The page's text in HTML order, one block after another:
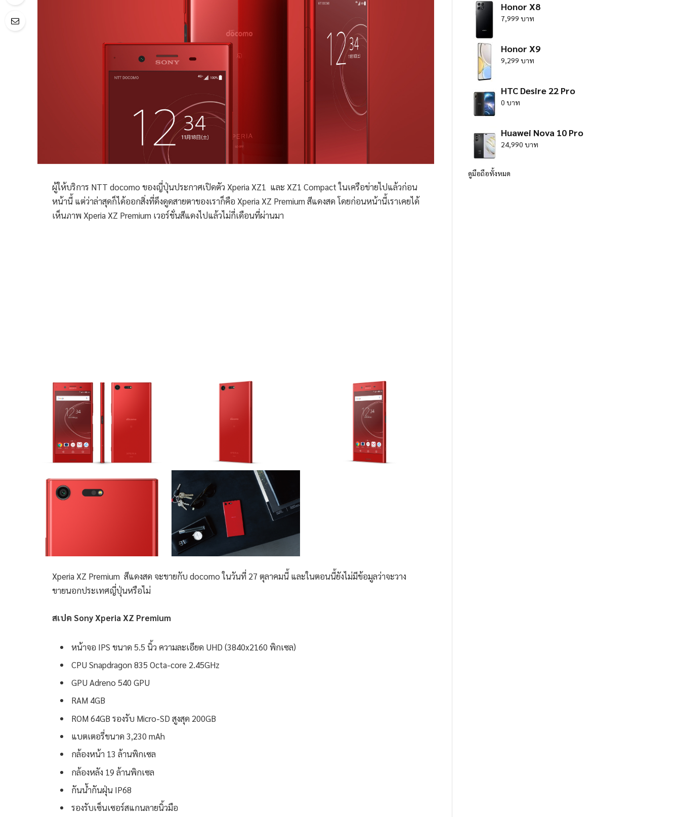
ผู้ให้บริการ NTT docomo ของญี่ปุ่นประกาศเปิดตัว Xperia XZ1 และ XZ1 Compact ในเครือข่ายไปแล้วก่อน
หน้านี้ แต่ว่าล่าสุดก็ได้ออกสิ่งที่ดึงดูดสายตาของเราก็คือ Xperia XZ Premium สีแดงสด โดยก่อนหน้านี้เราเคยได้
เห็นภาพ Xperia XZ Premium เวอร์ชั่นสีแดงไปแล้วไม่กี่เดือนที่ผ่านมา
Xperia XZ Premium สีแดงสด จะขายกับ docomo ในวันที่ 27 ตุลาคมนี้ และในตอนนี้ยังไม่มีข้อมูลว่าจะวาง
ขายนอกประเทศญี่ปุ่นหรือไม่
สเปค Sony Xperia XZ Premium
หน้าจอ IPS ขนาด 5.5 นิ้ว ความละเอียด UHD (3840x2160 พิกเซล)
CPU Snapdragon 835 Octa-core 2.45GHz
GPU Adreno 540 GPU
RAM 4GB
ROM 64GB รองรับ Micro-SD สูงสุด 200GB
แบตเตอรี่ขนาด 3,230 mAh
กล้องหน้า 13 ล้านพิกเซล
กล้องหลัง 19 ล้านพิกเซล
กันน้ำกันฝุ่น IP68
รองรับเซ็นเซอร์สแกนลายนิ้วมือ
Honor X8
7,999 บาท
Honor X9
9,299 บาท
HTC Desire 22 Pro
0 บาท
Huawei Nova 10 Pro
24,990 บาท
ดูมือถือทั้งหมด